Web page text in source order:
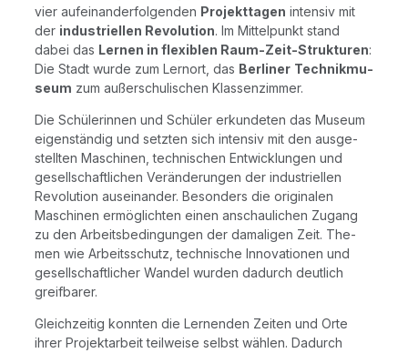
vier auf­ein­an­der­fol­gen­den Pro­jekt­ta­gen inten­siv mit
der indus­tri­el­len Revo­lu­ti­on. Im Mit­tel­punkt stand
dabei das Ler­nen in fle­xi­blen Raum-Zeit-Struk­tu­ren:
Die Stadt wur­de zum Lern­ort, das Ber­li­ner Tech­nik­mu­
se­um zum außer­schu­li­schen Klassenzimmer.
Die Schü­le­rin­nen und Schü­ler erkun­de­ten das Muse­um
eigen­stän­dig und setz­ten sich inten­siv mit den aus­ge­
stell­ten Maschi­nen, tech­ni­schen Ent­wick­lun­gen und
gesell­schaft­li­chen Ver­än­de­run­gen der indus­tri­el­len
Revo­lu­ti­on aus­ein­an­der. Beson­ders die ori­gi­na­len
Maschi­nen ermög­lich­ten einen anschau­li­chen Zugang
zu den Arbeits­be­din­gun­gen der dama­li­gen Zeit. The­
men wie Arbeits­schutz, tech­ni­sche Inno­va­tio­nen und
gesell­schaft­li­cher Wan­del wur­den dadurch deut­lich
greifbarer.
Gleich­zei­tig konn­ten die Ler­nen­den Zei­ten und Orte
ihrer Pro­jekt­ar­beit teil­wei­se selbst wäh­len. Dadurch